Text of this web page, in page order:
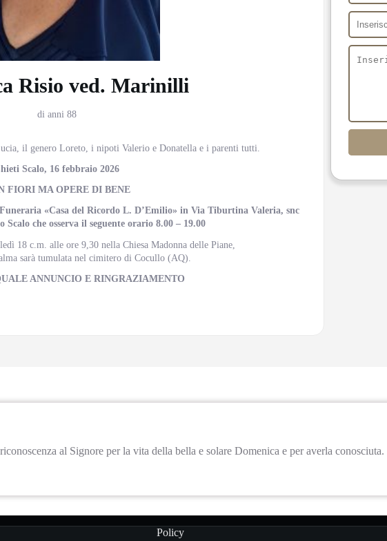
Risio ved. Marinilli
di anni 88
il genero Loreto, i nipoti Valerio e Donatella e i parenti tutti.
Scalo, 16 febbraio 2026
FIORI MA OPERE DI BENE
«Casa del Ricordo L. D’Emilio» in Via Tiburtina Valeria, snc
Scalo che osserva il seguente orario 8.00 – 19.00
18 c.m. alle ore 9,30 nella Chiesa Madonna delle Piane,
sarà tumulata nel cimitero di Cocullo (AQ).
ANNUNCIO E RINGRAZIAMENTO
al Signore per la vita della bella e solare Domenica e per averla
Policy